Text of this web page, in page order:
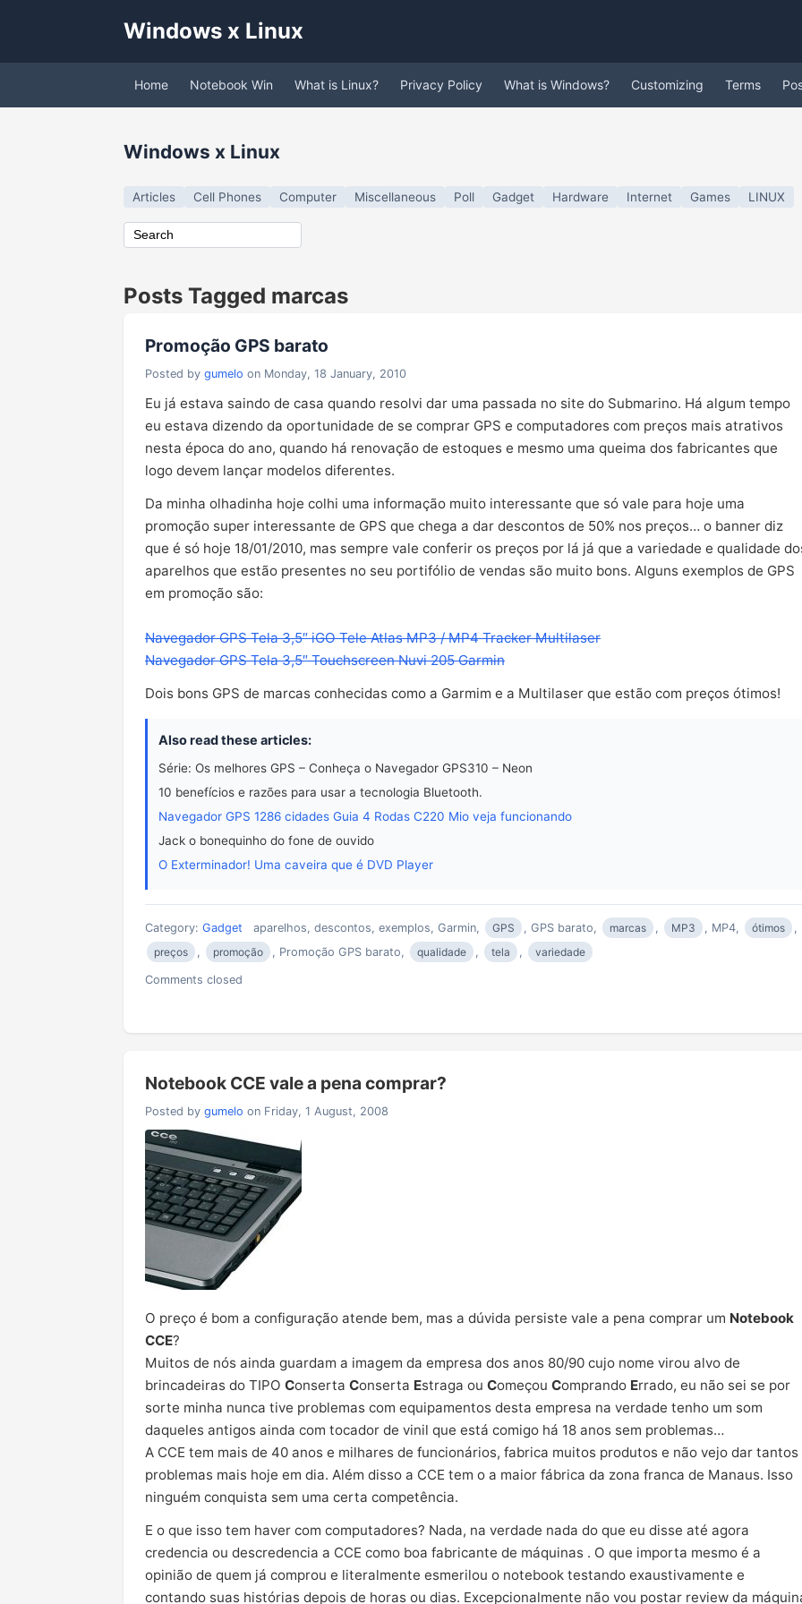
Windows x Linux
Home Notebook Win What is Linux? Privacy Policy What is Windows? Customizing Terms
Windows x Linux
Articles Cell Phones Computer Miscellaneous Poll Gadget Hardware Internet Games LINUX
Posts Tagged marcas
Promoção GPS barato
Posted by gumelo on Monday, 18 January, 2010
Eu já estava saindo de casa quando resolvi dar uma passada no site do Submarino. Há algum tempo
eu estava dizendo da oportunidade de se comprar GPS e computadores com preços mais atrativos
nesta época do ano, quando há renovação de estoques e mesmo uma queima dos fabricantes que
logo devem lançar modelos diferentes.
Da minha olhadinha hoje colhi uma informação muito interessante que só vale para hoje uma
promoção super interessante de GPS que chega a dar descontos de 50% nos preços… o banner diz
que é só hoje 18/01/2010, mas sempre vale conferir os preços por lá já que a variedade e qualidade
aparelhos que estão presentes no seu portifólio de vendas são muito bons. Alguns exemplos de GPS
em promoção são:
Navegador GPS Tela 3,5″ iGO Tele Atlas MP3 / MP4 Tracker Multilaser
Navegador GPS Tela 3,5″ Touchscreen Nuvi 205 Garmin
Dois bons GPS de marcas conhecidas como a Garmim e a Multilaser que estão com preços ótimos!
Also read these articles:
Série: Os melhores GPS – Conheça o Navegador GPS310 – Neon
10 benefícios e razões para usar a tecnologia Bluetooth.
Navegador GPS 1286 cidades Guia 4 Rodas C220 Mio veja funcionando
Jack o bonequinho do fone de ouvido
O Exterminador! Uma caveira que é DVD Player
Category: Gadget aparelhos, descontos, exemplos, Garmin, GPS , GPS barato, marcas , MP3 , MP4, ótimos
,
preços
, promoção , Promoção GPS barato, qualidade , tela , variedade
Comments closed
Notebook CCE vale a pena comprar?
Posted by gumelo on Friday, 1 August, 2008
O preço é bom a configuração atende bem, mas a dúvida persiste vale a pena comprar um Notebook
CCE?
Muitos de nós ainda guardam a imagem da empresa dos anos 80/90 cujo nome virou alvo de
brincadeiras do TIPO Conserta Conserta Estraga ou Começou Comprando Errado, eu não sei se por
sorte minha nunca tive problemas com equipamentos desta empresa na verdade tenho um som
daqueles antigos ainda com tocador de vinil que está comigo há 18 anos sem problemas…
A CCE tem mais de 40 anos e milhares de funcionários, fabrica muitos produtos e não vejo dar tantos
problemas mais hoje em dia. Além disso a CCE tem o a maior fábrica da zona franca de Manaus. Isso
ninguém conquista sem uma certa competência.
E o que isso tem haver com computadores? Nada, na verdade nada do que eu disse até agora
credencia ou descredencia a CCE como boa fabricante de máquinas . O que importa mesmo é a
opinião de quem já comprou e literalmente esmerilou o notebook testando exaustivamente e
contando suas histórias depois de horas ou dias. Excepcionalmente não vou postar review da